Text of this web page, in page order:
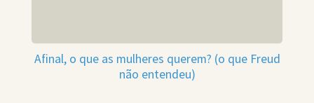
Afinal, o que as mulheres querem? (o que Freud
não entendeu)